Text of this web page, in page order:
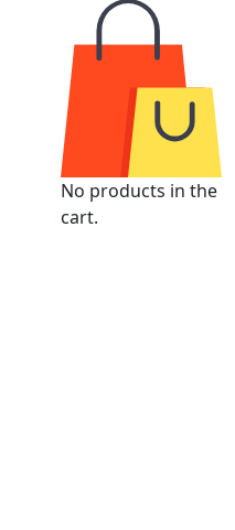
No products in the
cart.